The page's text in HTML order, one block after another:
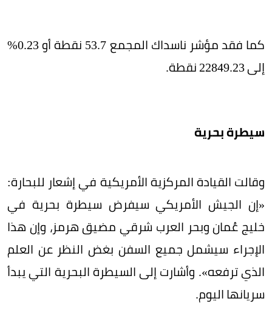
كما فقد مؤشر ناسداك المجمع 53.7 نقطة أو 0.23%
إلى 22849.23 نقطة.
سيطرة بحرية
وقالت القيادة المركزية الأمريكية في إشعار للبحارة:
«إن الجيش الأمريكي سيفرض سيطرة بحرية في
خليج عُمان وبحر العرب شرقي مضيق هرمز، وإن هذا
الإجراء سيشمل جميع السفن بغض النظر عن العلم
الذي ترفعه». وأشارت إلى السيطرة البحرية التي يبدأ
سريانها اليوم.